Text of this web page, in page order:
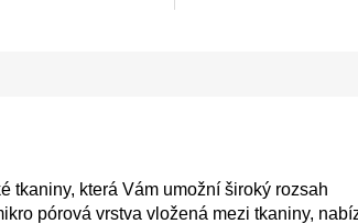
tkaniny, která Vám umožní široký rozsah
pórová vrstva vložená mezi tkaniny,